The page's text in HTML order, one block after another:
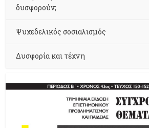
δυσφορούν;
Ψυχεδελικός σοσιαλισμός
Δυσφορία και τέχνη